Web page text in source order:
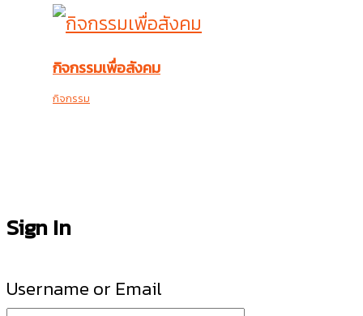
กิจกรรมเพื่อสังคม
กิจกรรม
Sign In
Username or Email